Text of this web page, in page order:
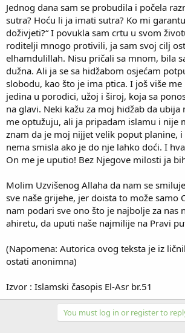
Jednog dana sam se probudila i počela
sutra? Hoću li ja imati sutra? Ko mi
doživjeti?“ I povukla sam crtu u svom
roditelji mnogo protivili, ja sam svoj cilj
elhamdulillah. Nisu pričali sa mnom, bila
dužna. Ali ja se sa hidžabom osjećam
slobodu, kao što je ima ptica. I još više
jedina u porodici, užoj i široj, koja sa
na glavi. Neki kažu za moj hidžab da
me optužuju, ali ja pripadam islamu i nije
znam da je moj nijjet velik poput planine,
nema smisla ako je do nje lahko doći. I
On me je uputio! Bez Njegove milosti ja
Molim Uzvišenog Allaha da nam se
sve naše grijehe, jer doista to može samo
nam podari sve ono što je najbolje za nas
ahiretu, da uputi naše najmilije na Pravi
(Napomena: Autorica ovog teksta je iz
ostati anonimna)
Izvor : Islamski časopis El-Asr br.51
You must log in or register to